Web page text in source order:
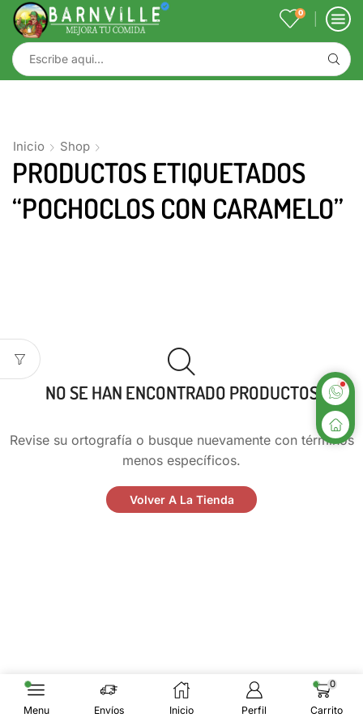
0
Inicio Shop
PRODUCTOS ETIQUETADOS
“POCHOCLOS CON CARAMELO”
NO SE HAN ENCONTRADO PRODUCTOS
Revise su ortografía o busque nuevamente con términos
menos específicos.
Volver A La Tienda
Menu Envíos Inicio Perfil
0
Carrito